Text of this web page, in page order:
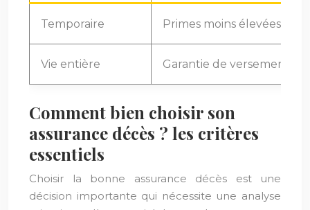
Temporaire Primes moins élevées,
Vie entière Garantie de versement
Comment bien choisir son
assurance décès ? les critères
essentiels
Choisir la bonne assurance décès est une
décision importante qui nécessite une analyse